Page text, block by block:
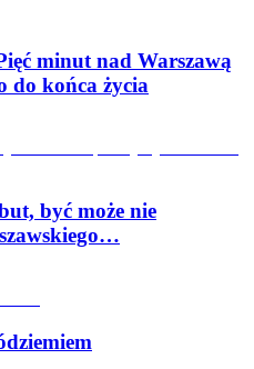
minut nad Warszawą
do końca życia
być może nie